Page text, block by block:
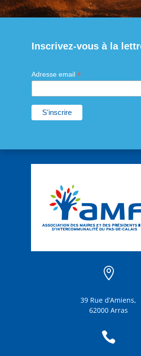
Inscrivez-vous à la
Adresse email *

39 Rue d’Amiens,
62000 Arras
